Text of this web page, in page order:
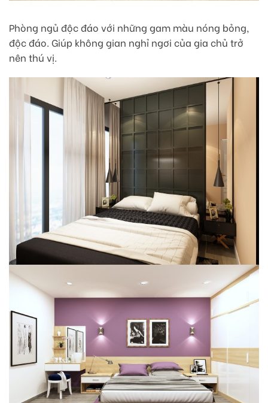
Phòng ngủ độc đáo với những gam màu nóng bỏng,
độc đáo. Giúp không gian nghỉ ngơi của gia chủ trở
nên thú vị.